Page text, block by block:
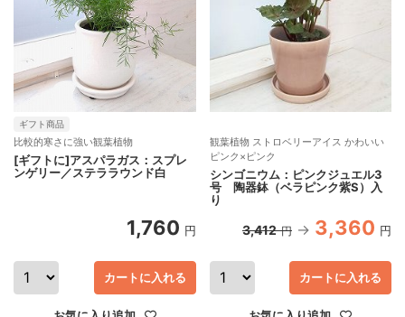
ギフト商品
比較的寒さに強い観葉植物
[ギフトに]アスパラガス：スプレ
ンゲリー／ステララウンド白
1,760 円
カートに入れる
観葉植物 ストロベリーアイス かわいい
ピンク×ピンク
シンゴニウム：ピンクジュエル3
号 陶器鉢（ベラピンク紫S）入
り
3,412 円 3,360 円
カートに入れる